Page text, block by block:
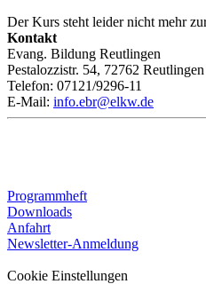
Der Kurs steht leider nicht mehr
Kontakt
Evang. Bildung Reutlingen
Pestalozzistr. 54, 72762 Reutlingen
Telefon: 07121/9296-11
E-Mail: info.ebr@elkw.de
Programmheft
Downloads
Anfahrt
Newsletter-Anmeldung
Cookie Einstellungen